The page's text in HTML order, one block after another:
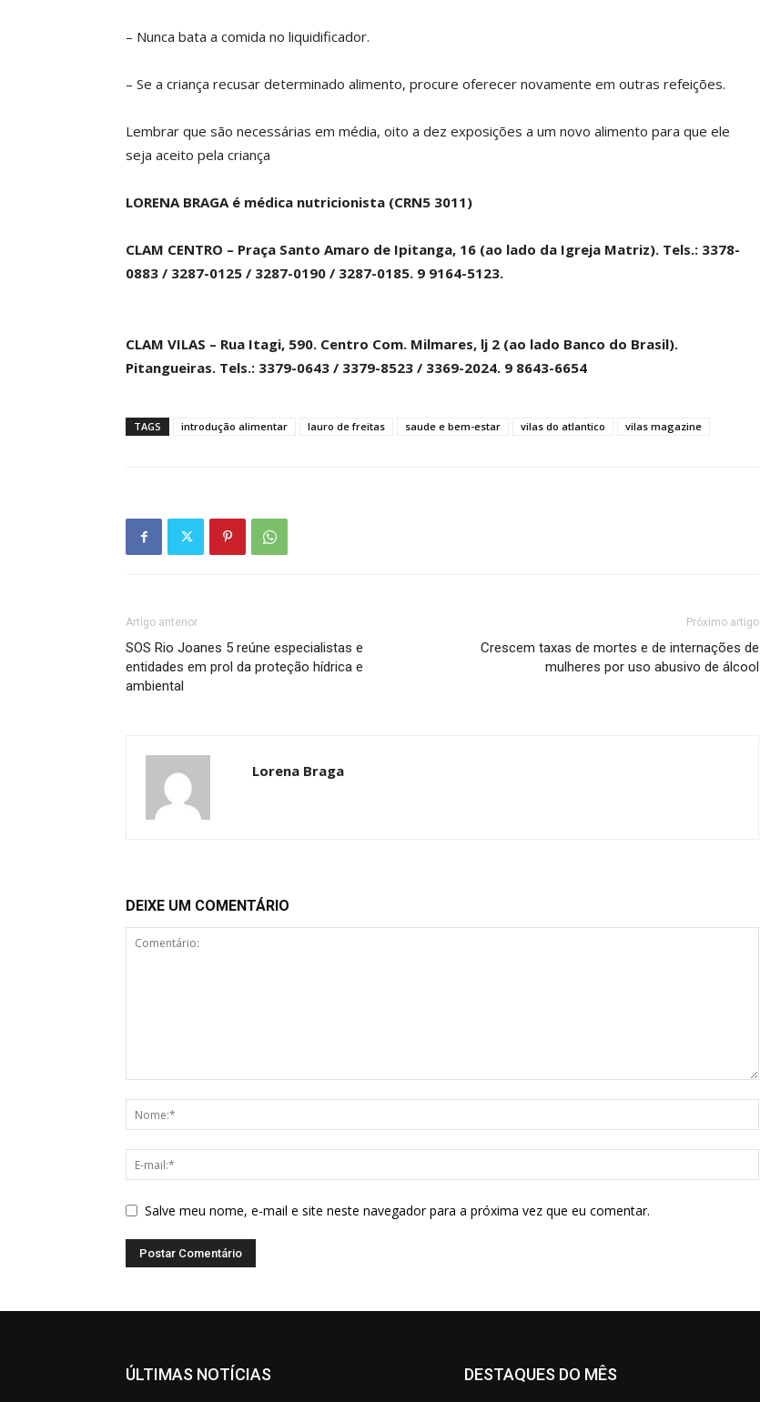
– Nunca bata a comida no liquidificador.
– Se a criança recusar determinado alimento, procure oferecer novamente em outras refeições.
Lembrar que são necessárias em média, oito a dez exposições a um novo alimento para que ele
seja aceito pela criança
LORENA BRAGA é médica nutricionista (CRN5 3011)
CLAM CENTRO – Praça Santo Amaro de Ipitanga, 16 (ao lado da Igreja Matriz). Tels.: 3378-
0883 / 3287-0125 / 3287-0190 / 3287-0185. 9 9164-5123.
CLAM VILAS – Rua Itagi, 590. Centro Com. Milmares, lj 2 (ao lado Banco do Brasil).
Pitangueiras. Tels.: 3379-0643 / 3379-8523 / 3369-2024. 9 8643-6654
TAGS introdução alimentar lauro de freitas saude e bem-estar vilas do atlantico vilas magazine
Artigo anterior
SOS Rio Joanes 5 reúne especialistas e
entidades em prol da proteção hídrica e
ambiental
Próximo artigo
Crescem taxas de mortes e de internações de
mulheres por uso abusivo de álcool
Lorena Braga
DEIXE UM COMENTÁRIO
Salve meu nome, e-mail e site neste navegador para a próxima vez que eu comentar.
ÚLTIMAS NOTÍCIAS DESTAQUES DO MÊS